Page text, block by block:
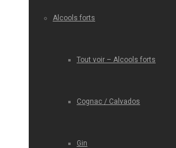
Alcools forts
Tout voir – Alcools forts
Cognac / Calvados
Gin